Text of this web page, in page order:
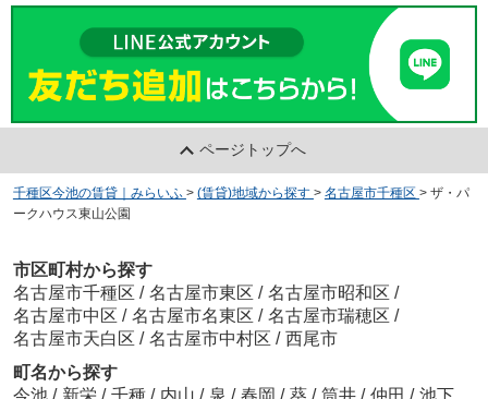
ページトップへ
千種区今池の賃貸｜みらいふ > (賃貸)地域から探す > 名古屋市千種区 > ザ・パ
ークハウス東山公園
市区町村から探す
名古屋市千種区 / 名古屋市東区 / 名古屋市昭和区 /
名古屋市中区 / 名古屋市名東区 / 名古屋市瑞穂区 /
名古屋市天白区 / 名古屋市中村区 / 西尾市
町名から探す
今池 / 新栄 / 千種 / 内山 / 泉 / 春岡 / 葵 / 筒井 / 仲田 / 池下